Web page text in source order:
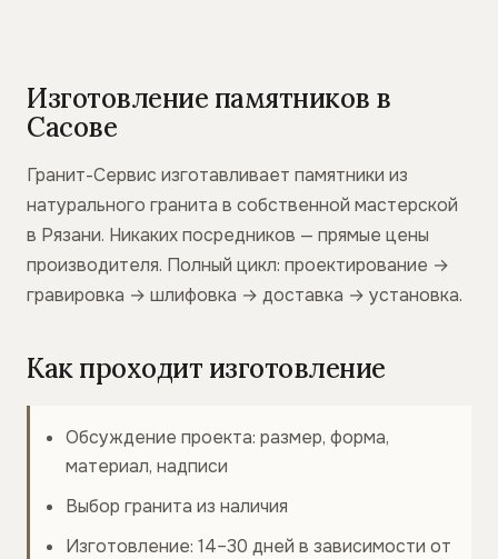
Изготовление памятников в
Сасове
Гранит-Сервис изготавливает памятники из
натурального гранита в собственной мастерской
в Рязани. Никаких посредников — прямые цены
производителя. Полный цикл: проектирование →
гравировка → шлифовка → доставка → установка.
Как проходит изготовление
Обсуждение проекта: размер, форма,
материал, надписи
Выбор гранита из наличия
Изготовление: 14–30 дней в зависимости от